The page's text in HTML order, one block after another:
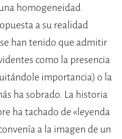
homogeneidad
a su realidad
han tenido que admitir
como la presencia
importancia) o la
ha sobrado. La historia
ha tachado de «leyenda
a la imagen de un